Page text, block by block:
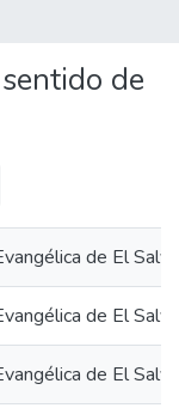
de
de El
de El
de El